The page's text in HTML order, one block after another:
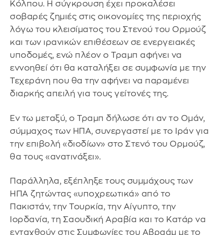
Κόλπου. Η σύγκρουση έχει προκαλέσει
σοβαρές ζημιές στις οικονομίες της περιοχής
λόγω του κλεισίματος του Στενού του Ορμούζ
και των ιρανικών επιθέσεων σε ενεργειακές
υποδομές, ενώ πλέον ο Τραμπ αφήνει να
εννοηθεί ότι θα καταλήξει σε συμφωνία με την
Τεχεράνη που θα την αφήνει να παραμένει
διαρκής απειλή για τους γείτονές της.
Εν τω μεταξύ, ο Τραμπ δήλωσε ότι αν το Ομάν,
σύμμαχος των ΗΠΑ, συνεργαστεί με το Ιράν για
την επιβολή «διοδίων» στο Στενό του Ορμούζ,
θα τους «ανατινάξει».
Παράλληλα, εξέπληξε τους συμμάχους των
ΗΠΑ ζητώντας «υποχρεωτικά» από το
Πακιστάν, την Τουρκία, την Αίγυπτο, την
Ιορδανία, τη Σαουδική Αραβία και το Κατάρ να
ενταχθούν στις Συμφωνίες του Αβραάμ με το